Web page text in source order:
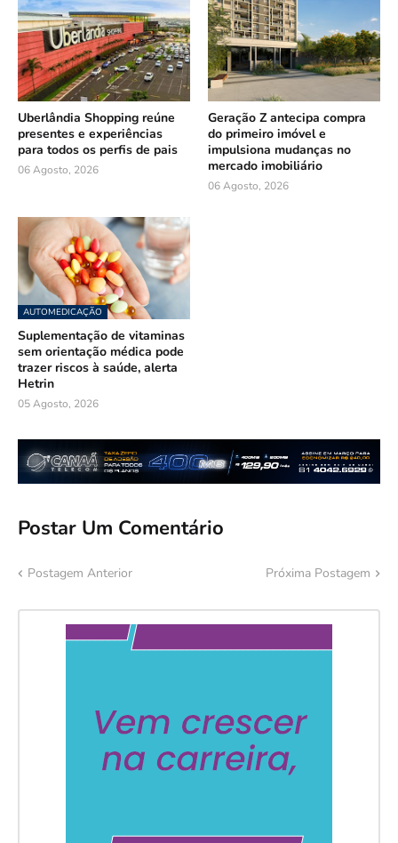
Uberlândia Shopping reúne
presentes e experiências
para todos os perfis de pais
06 Agosto, 2026
Geração Z antecipa compra
do primeiro imóvel e
impulsiona mudanças no
mercado imobiliário
06 Agosto, 2026
AUTOMEDICAÇÃO
Suplementação de vitaminas
sem orientação médica pode
trazer riscos à saúde, alerta
Hetrin
05 Agosto, 2026
Postar Um Comentário
Postagem Anterior Próxima Postagem